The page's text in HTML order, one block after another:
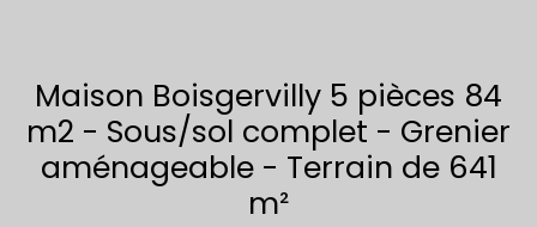
Maison Boisgervilly 5 pièces 84
m2 - Sous/sol complet - Grenier
aménageable - Terrain de 641
m²